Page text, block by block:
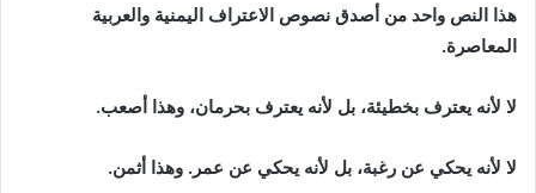
هذا النص واحد من أصدق نصوص الاعتراف اليمنية والعربية
المعاصرة.
لا لأنه يعترف بخطيئة، بل لأنه يعترف بحرمان، وهذا أصعب.
لا لأنه يحكي عن رغبة، بل لأنه يحكي عن عمر. وهذا أثمن.